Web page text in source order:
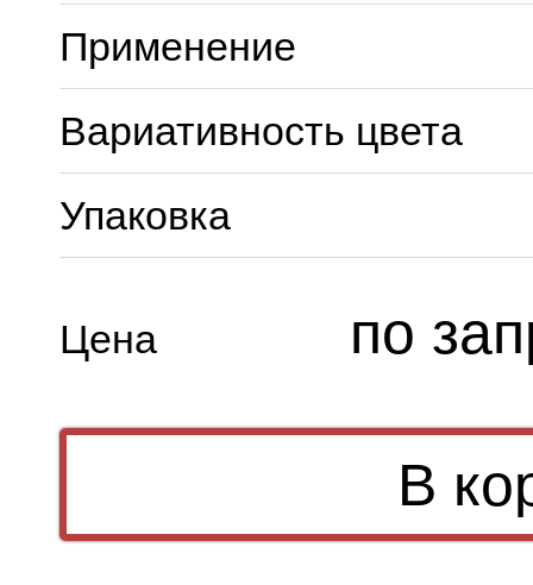
Применение
Вариативность цвета
Упаковка
Цена по